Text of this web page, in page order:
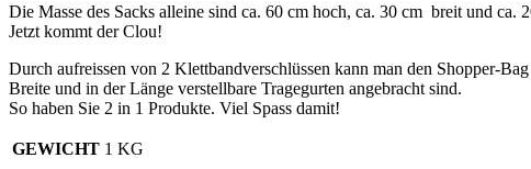
Die Masse des Sacks alleine sind ca. 60 cm hoch, ca. 30 cm breit und ca.
Jetzt kommt der Clou!
Durch aufreissen von 2 Klettbandverschlüssen kann man den Shopper-
Breite und in der Länge verstellbare Tragegurten angebracht sind.
So haben Sie 2 in 1 Produkte. Viel Spass damit!
GEWICHT 1 KG